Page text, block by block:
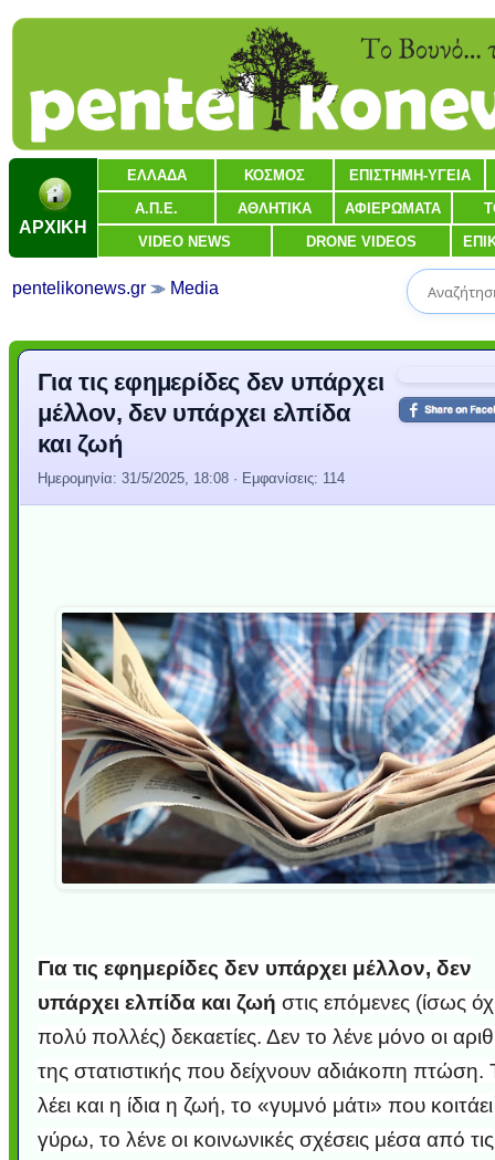
ΑΡΧΙΚΗ
ΕΛΛΑΔΑ ΚΟΣΜΟΣ ΕΠΙΣΤΗΜΗ-ΥΓΕΙΑ
Α.Π.Ε. ΑΘΛΗΤΙΚΑ ΑΦΙΕΡΩΜΑΤΑ
VIDEO NEWS DRONE VIDEOS
pentelikonews.gr Media
Για τις εφημερίδες δεν υπάρχει
μέλλον, δεν υπάρχει ελπίδα
και ζωή
Ημερομηνία: 31/5/2025, 18:08 · Εμφανίσεις: 114
Για τις εφημερίδες δεν υπάρχει μέλλον, δεν
υπάρχει ελπίδα και ζωή στις επόμενες (ίσως
πολύ πολλές) δεκαετίες. Δεν το λένε μόνο οι
της στατιστικής που δείχνουν αδιάκοπη πτώση.
λέει και η ίδια η ζωή, το «γυμνό μάτι» που κοιτάει
γύρω, το λένε οι κοινωνικές σχέσεις μέσα από τις